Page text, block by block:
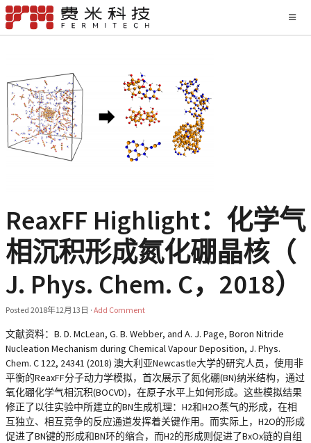
ReaxFF Highlight：化学气
相沉积形成氮化硼晶核（
J. Phys. Chem. C，2018）
Posted 2018年12月13日 · Add Comment
文献资料：B. D. McLean, G. B. Webber, and A. J. Page, Boron Nitride
Nucleation Mechanism during Chemical Vapour Deposition, J. Phys.
Chem. C 122, 24341 (2018) 澳大利亚Newcastle大学的研究人员，使用非
平衡的ReaxFF分子动力学模拟，首次展示了氮化硼(BN)纳米结构，通过
氧化硼化学气相沉积(BOCVD)，在原子水平上如何形成。这些模拟结果
修正了以往实验中所建立的BN生成机理：H2和H2O蒸气的形成，在相
互独立、相互竞争的反应通道发挥着关键作用。而实际上，H2O的形成
促进了BN键的形成和BN环的缩合，而H2的形成则促进了BxOx链的自组